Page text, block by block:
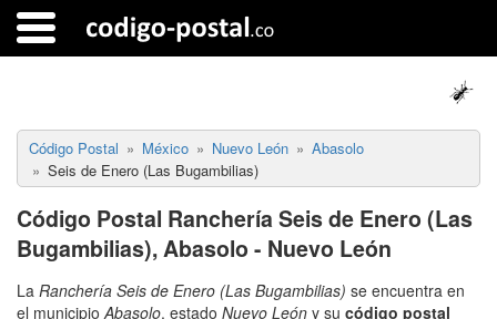
Código Postal México Nuevo León
Abasolo
Seis de Enero (Las Bugambilias)
Código Postal Ranchería Seis de Enero (Las
Bugambilias), Abasolo - Nuevo León
La Ranchería Seis de Enero (Las Bugambilias) se encuentra en
el municipio Abasolo, estado Nuevo León y su código postal